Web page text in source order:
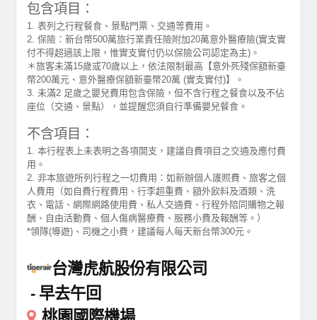
包含項目：
1. 表列之行程餐食、景點門票、交通等費用。
2. 保險：新台幣500萬旅行業責任險附加20萬意外醫療險(實支實
付不得超過該上限，惟實支實付仍以保險公司認定為主)。
＊旅客未滿15歲或70歲以上，依法限制最高【意外死殘保額新臺
幣200萬元、意外醫療保額新臺幣20萬 (實支實付)】。
3. 未滿2 足歲之嬰兒費用包含保險，但不含行程之餐食以及不佔
座位（交通、景點），並提醒您須自行準備嬰兒餐食。
不含項目：
1. 本行程表上未表明之各項開支，建議自費項目之交通及應付費
用。
2. 非本旅遊所列行程之一切費用：如新辦個人護照費、旅客之個
人費用（如自費行程費用、行李超重費、額外飲料及酒類、洗
衣、電話、網際網路使用費、私人交通費、行程外陪同購物之報
酬、自由活動費、個人傷病醫療費、服務小費及報酬等。）
*領隊(導遊)、司機之小費，建議每人每天新台幣300元。
台灣虎航股份有限公司
早去午回